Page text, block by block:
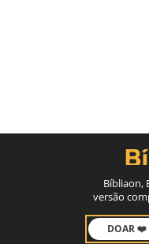
Bíbliaon,
versão
DOAR ❤️